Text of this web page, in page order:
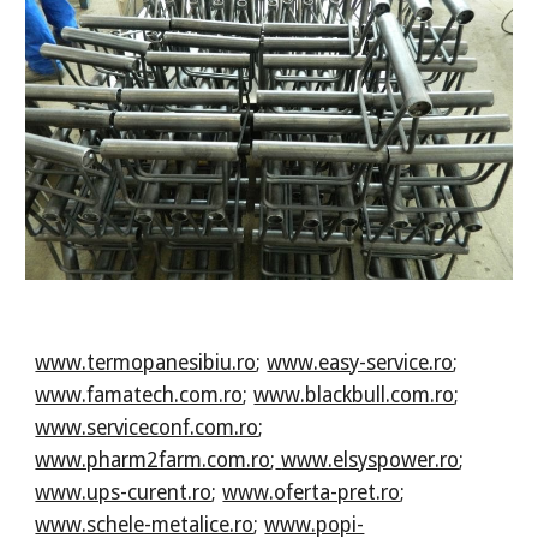
www.termopanesibiu.ro;www.easy-service.ro;
www.famatech.com.ro;www.blackbull.com.ro;
www.serviceconf.com.ro;
www.pharm2farm.com.ro; www.elsyspower.ro;
www.ups-curent.ro;www.oferta-pret.ro;
www.schele-metalice.ro;www.popi-